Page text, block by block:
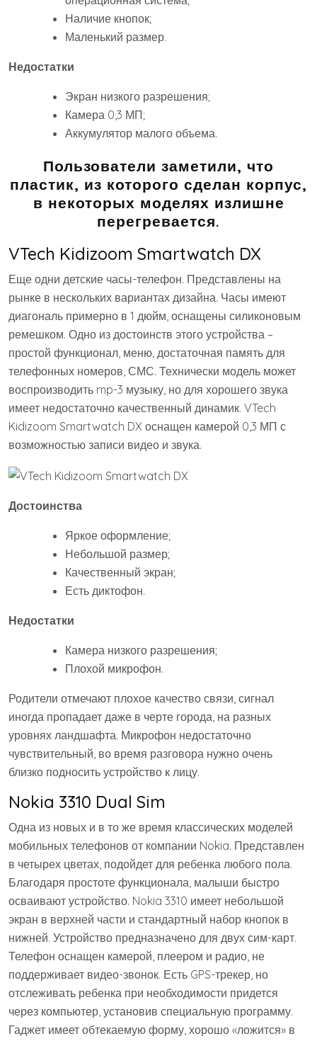
Наличие кнопок;
Маленький размер.
Недостатки
Экран низкого разрешения;
Камера 0,3 МП;
Аккумулятор малого объема.
Пользователи заметили, что
пластик, из которого сделан корпус,
в некоторых моделях излишне
перегревается.
VTech Kidizoom Smartwatch DX
Еще одни детские часы-телефон. Представлены на
рынке в нескольких вариантах дизайна. Часы имеют
диагональ примерно в 1 дюйм, оснащены силиконовым
ремешком. Одно из достоинств этого устройства –
простой функционал, меню, достаточная память для
телефонных номеров, СМС. Технически модель может
воспроизводить mp-3 музыку, но для хорошего звука
имеет недостаточно качественный динамик. VTech
Kidizoom Smartwatch DX оснащен камерой 0,3 МП с
возможностью записи видео и звука.
Достоинства
Яркое оформление;
Небольшой размер;
Качественный экран;
Есть диктофон.
Недостатки
Камера низкого разрешения;
Плохой микрофон.
Родители отмечают плохое качество связи, сигнал
иногда пропадает даже в черте города, на разных
уровнях ландшафта. Микрофон недостаточно
чувствительный, во время разговора нужно очень
близко подносить устройство к лицу.
Nokia 3310 Dual Sim
Одна из новых и в то же время классических моделей
мобильных телефонов от компании Nokia. Представлен
в четырех цветах, подойдет для ребенка любого пола.
Благодаря простоте функционала, малыши быстро
осваивают устройство. Nokia 3310 имеет небольшой
экран в верхней части и стандартный набор кнопок в
нижней. Устройство предназначено для двух сим-карт.
Телефон оснащен камерой, плеером и радио, не
поддерживает видео-звонок. Есть GPS-трекер, но
отслеживать ребенка при необходимости придется
через компьютер, установив специальную программу.
Гаджет имеет обтекаемую форму, хорошо «ложится» в